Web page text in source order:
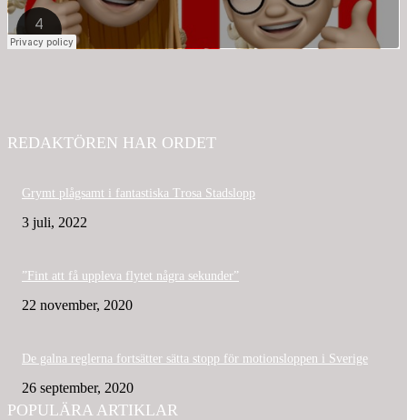
REDAKTÖREN HAR ORDET
Grymt plågsamt i fantastiska Trosa Stadslopp
3 juli, 2022
”Fint att få uppleva flytet några sekunder”
22 november, 2020
De galna reglerna fortsätter sätta stopp för motionsloppen i Sverige
26 september, 2020
POPULÄRA ARTIKLAR